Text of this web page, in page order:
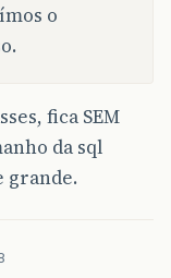
o
fica SEM
da sql
grande.